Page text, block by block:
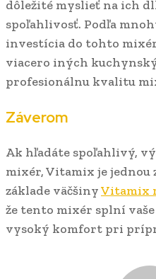
dôležité myslieť na ich
spoľahlivosť. Podľa
investícia do tohto
viacero iných
profesionálnu kvalitu
Záverom
Ak hľadáte spoľahlivý,
mixér, Vitamix je jednou
základe väčšinyVitamix
že tento mixér splní
vysoký komfort pri